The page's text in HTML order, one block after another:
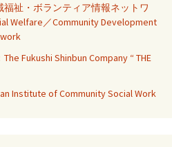
祉・ボランティア情報ネットワ
Welfare／Community Development
Fukushi Shinbun Company “ THE
Institute of Community Social Work